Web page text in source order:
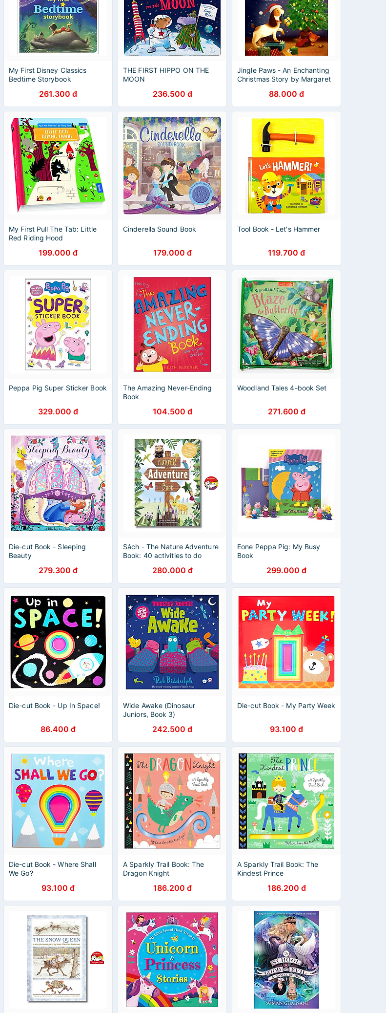
My First Disney Classics
Bedtime Storybook
261.300 đ
THE FIRST HIPPO ON THE
MOON
236.500 đ
Jingle Paws - An Enchanting
Christmas Story by Margaret
88.000 đ
My First Pull The Tab: Little
Red Riding Hood
199.000 đ
Cinderella Sound Book
179.000 đ
Tool Book - Let's Hammer
119.700 đ
Peppa Pig Super Sticker Book
329.000 đ
The Amazing Never-Ending
Book
104.500 đ
Woodland Tales 4-book Set
271.600 đ
Die-cut Book - Sleeping
Beauty
279.300 đ
Sách - The Nature Adventure
Book: 40 activities to do
in English280.000 đ
Eone Peppa Pig: My Busy
Book
299.000 đ
Die-cut Book - Up In Space!
86.400 đ
Wide Awake (Dinosaur
Juniors, Book 3)
242.500 đ
Die-cut Book - My Party Week
93.100 đ
Die-cut Book - Where Shall
We Go?
93.100 đ
A Sparkly Trail Book: The
Dragon Knight
186.200 đ
A Sparkly Trail Book: The
Kindest Prince
186.200 đ